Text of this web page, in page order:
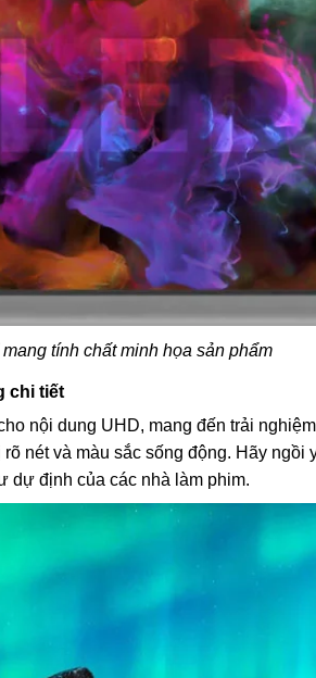
tính chất minh họa sản phẩm
chi tiết
nội dung UHD, mang đến trải
nét và màu sắc sống động. Hãy ngồi
dự định của các nhà làm phim.